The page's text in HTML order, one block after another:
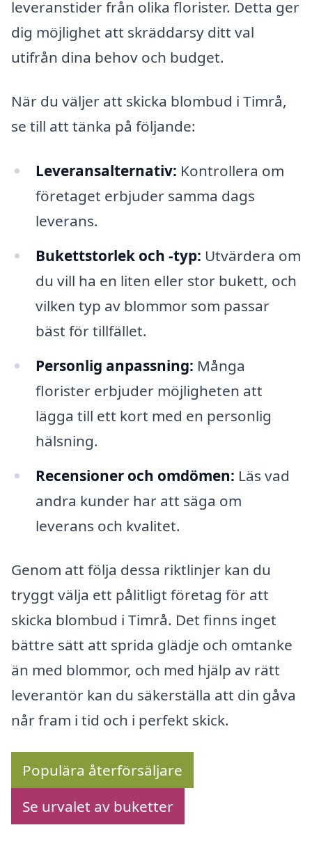
leveranstider från olika florister. Detta ger
dig möjlighet att skräddarsy ditt val
utifrån dina behov och budget.
När du väljer att skicka blombud i Timrå,
se till att tänka på följande:
Leveransalternativ: Kontrollera om
företaget erbjuder samma dags
leverans.
Bukettstorlek och -typ: Utvärdera om
du vill ha en liten eller stor bukett, och
vilken typ av blommor som passar
bäst för tillfället.
Personlig anpassning: Många
florister erbjuder möjligheten att
lägga till ett kort med en personlig
hälsning.
Recensioner och omdömen: Läs vad
andra kunder har att säga om
leverans och kvalitet.
Genom att följa dessa riktlinjer kan du
tryggt välja ett pålitligt företag för att
skicka blombud i Timrå. Det finns inget
bättre sätt att sprida glädje och omtanke
än med blommor, och med hjälp av rätt
leverantör kan du säkerställa att din gåva
når fram i tid och i perfekt skick.
Populära återförsäljare
Se urvalet av buketter